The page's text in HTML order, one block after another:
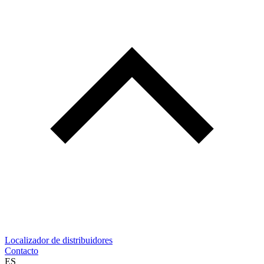
Localizador de distribuidores
Contacto
ES